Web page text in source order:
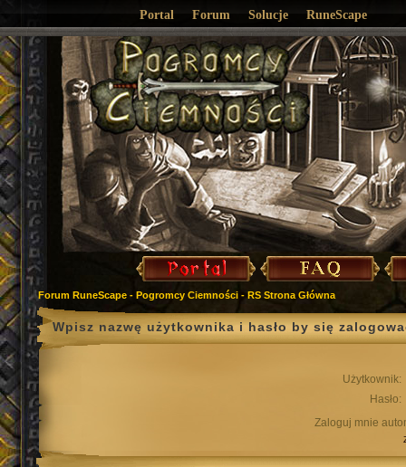
Portal Forum Solucje RuneScape
Forum RuneScape - Pogromcy Ciemności - RS Strona Główna
Wpisz nazwę użytkownika i hasło by się
Użytkownik:
Hasło:
Zaloguj mnie